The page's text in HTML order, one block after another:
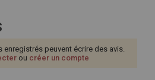
enregistrés peuvent écrire des avis.
ou créer un compte